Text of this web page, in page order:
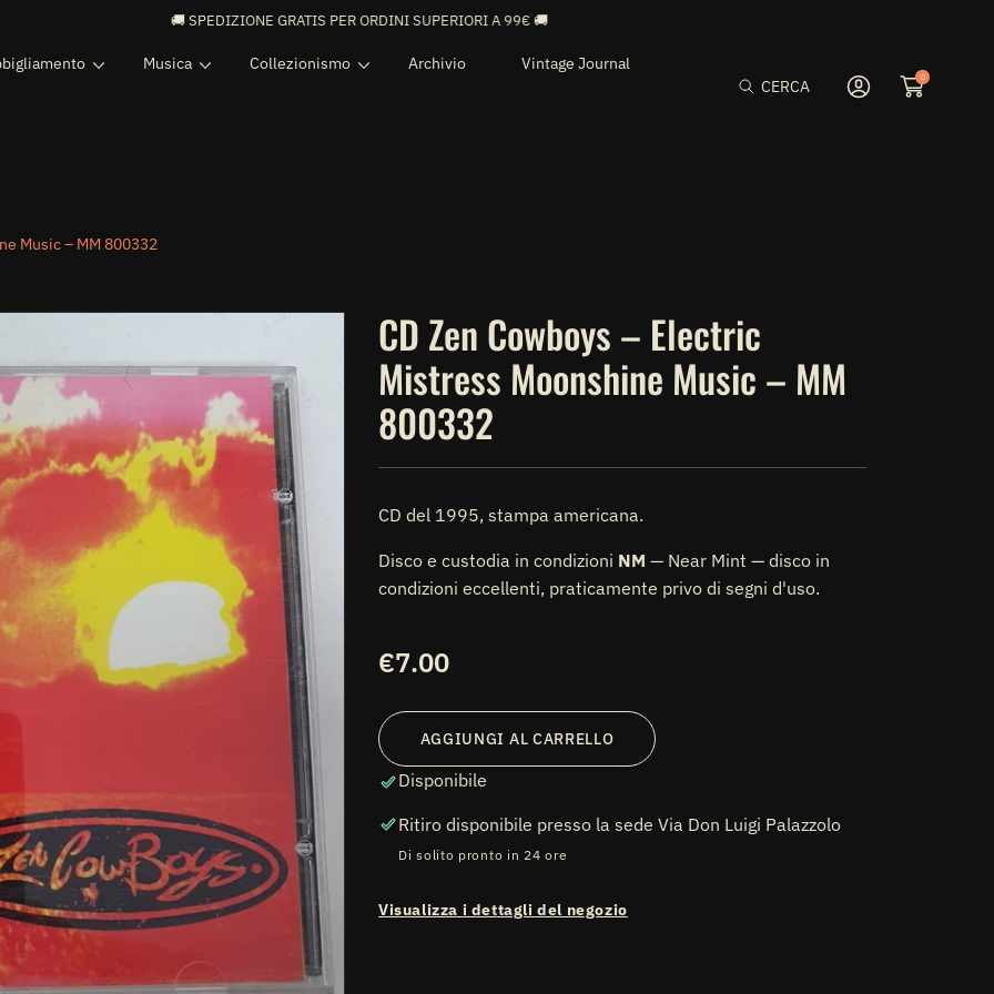
🚚 SPEDIZIONE GRATIS PER ORDINI SUPERIORI A 99€ 🚚
Musica Collezionismo Archivio Vintage Journal
CERCA Accedi
0
Music – MM 800332
CD Zen Cowboys – Electric
Mistress Moonshine Music – MM
800332
CD del 1995, stampa americana.
Disco e custodia in condizioni NM — Near Mint — disco in
condizioni eccellenti, praticamente privo di segni d'uso.
Prezzo
listino
€7.00
AGGIUNGI AL CARRELLO
Disponibile
Ritiro disponibile presso la sedeVia Don Luigi Palazzolo
Di solito pronto in 24 ore
Visualizza i dettagli del negozio